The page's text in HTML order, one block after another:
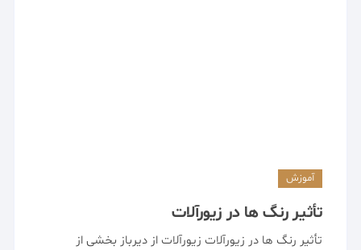
آموزش
تأثیر رنگ‌ ها در زیورآلات
تأثیر رنگ‌ ها در زیورآلات زیورآلات از دیرباز بخشی از